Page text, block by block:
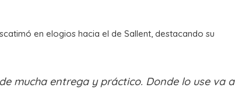
en elogios hacia el de Sallent, destacando su
mucha entrega y práctico. Donde lo use va a